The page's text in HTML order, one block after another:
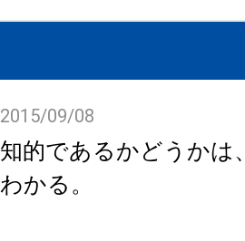
2015/09/08
知的であるかどうかは
わかる。